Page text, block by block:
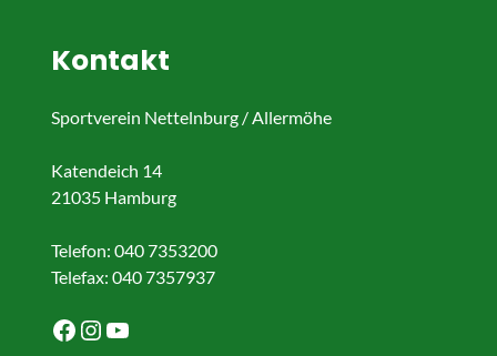
Kontakt
Sportverein Nettelnburg / Allermöhe
Katendeich 14
21035 Hamburg
Telefon: 040 7353200
Telefax: 040 7357937
Facebook
Instagram
YouTube